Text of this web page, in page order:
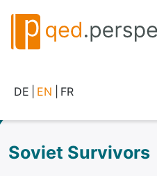
DE EN FR
Soviet Survivors